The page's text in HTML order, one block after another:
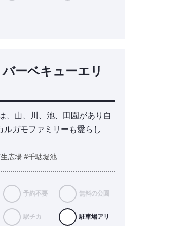
ーベキューエリ
、山、川、池、田園があり自
ガモファミリーも愛らし
広場 #千駄堀池
予約不要 無料の公園
駅チカ 駐車場アリ